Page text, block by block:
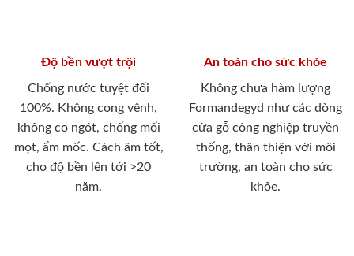
Độ bền vượt trội
Chống nước tuyệt đối
100%. Không cong vênh,
không co ngót, chống mối
mọt, ẩm mốc. Cách âm tốt,
cho độ bền lên tới >20
năm.
An toàn cho sức khỏe
Không chưa hàm lượng
Formandegyd như các dòng
cửa gỗ công nghiệp truyền
thống, thân thiện với môi
trường, an toàn cho sức
khỏe.